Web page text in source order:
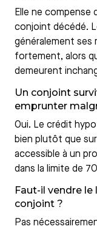
Elle ne compense
conjoint décédé.
généralement ses
fortement, alors
demeurent
Un conjoint
emprunter
Oui. Le crédit
bien plutôt que
accessible à un
dans la limite de
Faut-il vendre
conjoint ?
Pas